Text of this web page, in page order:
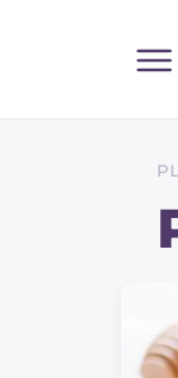
Toutes les
Boissons et